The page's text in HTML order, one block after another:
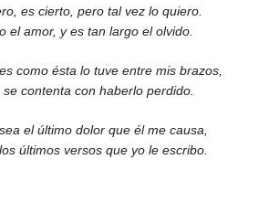
es cierto, pero tal vez lo quiero.
el amor, y es tan largo el olvido.
como ésta lo tuve entre mis brazos,
contenta con haberlo perdido.
el último dolor que él me causa,
últimos versos que yo le escribo.